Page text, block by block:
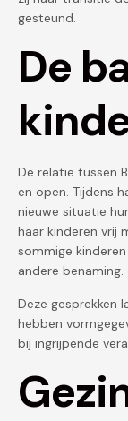
gesteund.
De
De relatie tussen
en open. Tijdens
nieuwe situatie
haar kinderen vrij
sommige kinderen
andere benaming.
Deze gesprekken
hebben
bij ingrijpende